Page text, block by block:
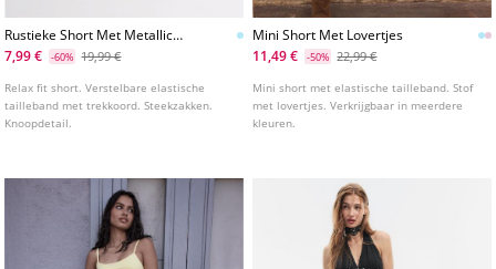
Rustieke Short Met Metallic
Garen
7,99 € -60% 19,99 €
Relax fit short. Verstelbare elastische
tailleband met trekkoord. Steekzakken.
Knoopdetail.
Mini Short Met Lovertjes
11,49 €
-50% 22,99 €
Mini short met elastische tailleband. Stof
met lovertjes. Verkrijgbaar in meerdere
kleuren.